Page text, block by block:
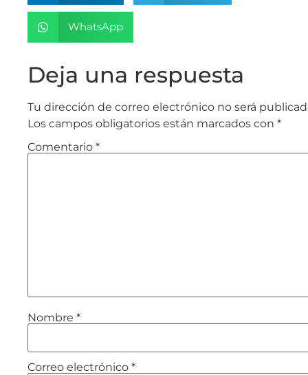
WhatsApp
Deja una respuesta
Tu dirección de correo electrónico no será
Los campos obligatorios están marcados con *
Comentario *
Nombre *
Correo electrónico *